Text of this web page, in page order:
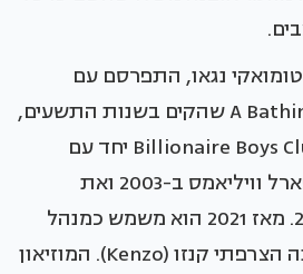
טומואקי נגאו, התפרסם עם
המותג A Bathing Ape (BAPE) שהקים בשנות התשעים,
ובהמשך השיק את Billionaire Boys Club יחד עם
המוזיקאי האמריקאי פארל וויליאמס ב-2003 ואת
HUMAN MADE ב-2010. מאז 2021 הוא משמש כמנהל
אמנותי של בית האופנה הצרפתי קנזו (Kenzo). המוזיאון